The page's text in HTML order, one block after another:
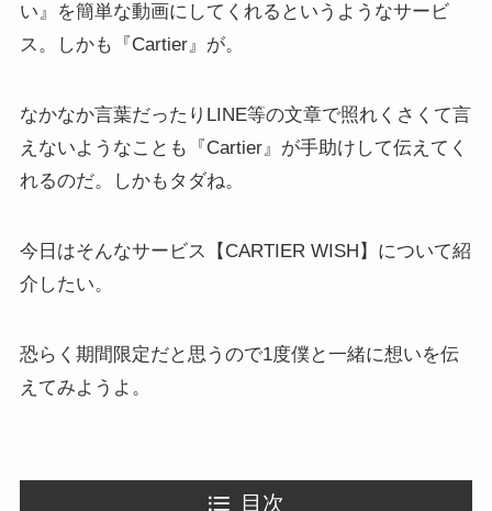
い』を簡単な動画にしてくれるというようなサービ
ス。しかも『Cartier』が。
なかなか言葉だったりLINE等の文章で照れくさくて言
えないようなことも『Cartier』が手助けして伝えてく
れるのだ。しかもタダね。
今日はそんなサービス【CARTIER WISH】について紹
介したい。
恐らく期間限定だと思うので1度僕と一緒に想いを伝
えてみようよ。
目次